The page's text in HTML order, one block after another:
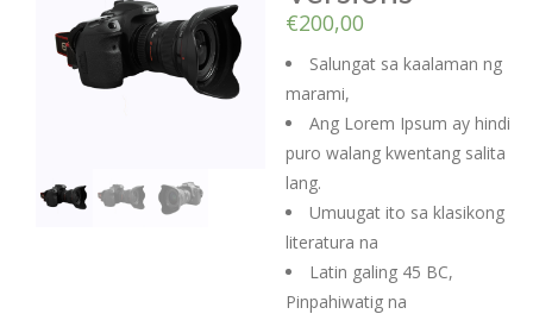
€200,00
Salungat sa kaalaman ng
marami,
Ang Lorem Ipsum ay hindi
puro walang kwentang salita
lang.
Umuugat ito sa klasikong
literatura na
Latin galing 45 BC,
Pinpahiwatig na